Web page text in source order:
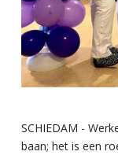
SCHIEDAM -
baan; het is een